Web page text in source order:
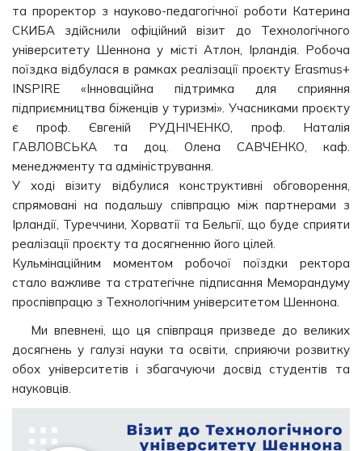
та проректор з науково-педагогічної роботи Катерина
СКИБА здійснили офіційний візит до Технологічного
університету Шеннона у місті Атлон, Ірландія. Робоча
поїздка відбулася в рамках реалізації проєкту Erasmus+
INSPIRE «Інноваційна підтримка для сприяння
підприємництва біженців у туризмі». Учасниками проєкту
є проф. Євгеній РУДНІЧЕНКО, проф. Наталія
ГАВЛОВСЬКА та доц. Олена САВЧЕНКО, каф.
менеджменту та адміністрування.
У ході візиту відбулися конструктивні обговорення,
спрямовані на подальшу співпрацю між партнерами з
Ірландії, Туреччини, Хорватії та Бельгії, що буде сприяти
реалізації проєкту та досягненню його цілей.
Кульмінаційним моментом робочої поїздки ректора
стало важливе та стратегічне підписання Меморандуму
проспівпрацю з Технологічним університетом Шеннона.
Ми впевнені, що ця співпраця призведе до великих
досягнень у галузі науки та освіти, сприяючи розвитку
обох університетів і збагачуючи досвід студентів та
науковців.